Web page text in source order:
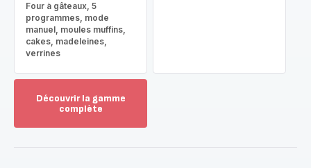
Four à gâteaux, 5
programmes, mode
manuel, moules muffins,
cakes, madeleines,
verrines
Découvrir la gamme
complète